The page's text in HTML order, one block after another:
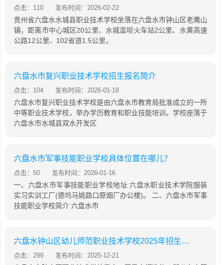
点击：110 发布时间：2026-02-22
贵州省六盘水水城县职业技术学校坐落在六盘水市钟山区老鹰山
镇，距离市中心城区20公里、水城滥坝火车站2公里、水黄高速
公路12公里、102省道1.5公里，
六盘水市复兴职业技术学校招生报名简介
点击：104 发布时间：2026-01-18
六盘水市复兴职业技术学校是由六盘水市教育局批准成立的一所
中等职业技术学校，举办学历教育和职业技能培训。学校座落于
六盘水市水城县双水开发区
六盘水市军事技能职业学校具体位置在哪儿？
点击：50 发布时间：2026-01-16
一、六盘水市军事技能职业学校地址 六盘水职业技术学院服装
实习实训工厂(德坞马姚路口原烟厂办公楼)。 二、六盘水市军事
技能职业学校简介 六盘水市
六盘水钟山区幼儿师范职业技术学校2025年招生简介
点击：299 发布时间：2025-12-21